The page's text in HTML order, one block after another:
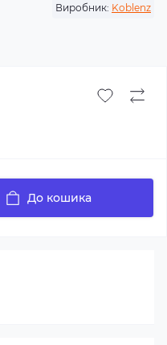
Виробник: Koblenz
До кошика